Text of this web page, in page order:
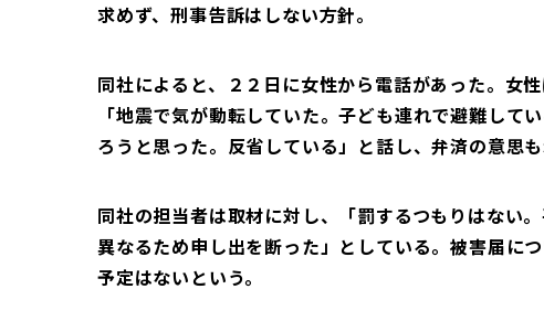
求めず、刑事告訴はしない方針。
同社によると、２２日に女性から電話があった。女
「地震で気が動転していた。子ども連れで避難して
ろうと思った。反省している」と話し、弁済の意思も
同社の担当者は取材に対し、「罰するつもりはない
異なるため申し出を断った」としている。被害届に
予定はないという。